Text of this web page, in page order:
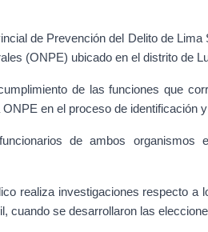
de Prevención del Delito de
(ONPE) ubicado en el distrito de
de las funciones que
en el proceso de identificación
de ambos organismos
realiza investigaciones respecto a
cuando se desarrollaron las